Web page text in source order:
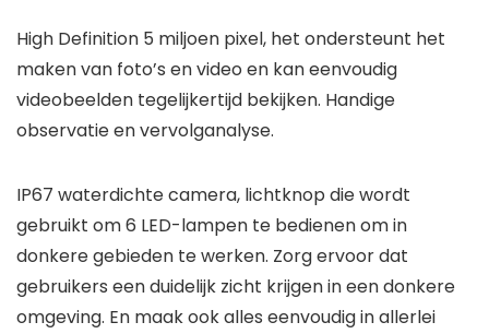
High Definition 5 miljoen pixel, het ondersteunt het
maken van foto’s en video en kan eenvoudig
videobeelden tegelijkertijd bekijken. Handige
observatie en vervolganalyse.
IP67 waterdichte camera, lichtknop die wordt
gebruikt om 6 LED-lampen te bedienen om in
donkere gebieden te werken. Zorg ervoor dat
gebruikers een duidelijk zicht krijgen in een donkere
omgeving. En maak ook alles eenvoudig in allerlei